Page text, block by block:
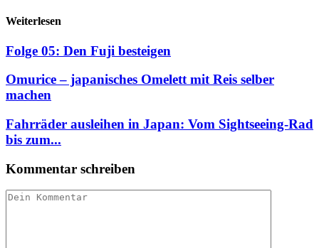
Weiterlesen
Folge 05: Den Fuji besteigen
Omurice – japanisches Omelett mit Reis selber
machen
Fahrräder ausleihen in Japan: Vom Sightseeing-Rad
bis zum...
Kommentar schreiben